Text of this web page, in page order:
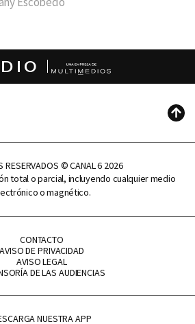
RESERVADOS © CANAL 6 2026
total o parcial, incluyendo cualquier medio
o magnético.
CONTACTO
AVISO DE PRIVACIDAD
AVISO LEGAL
DE LAS AUDIENCIAS
NUESTRA APP